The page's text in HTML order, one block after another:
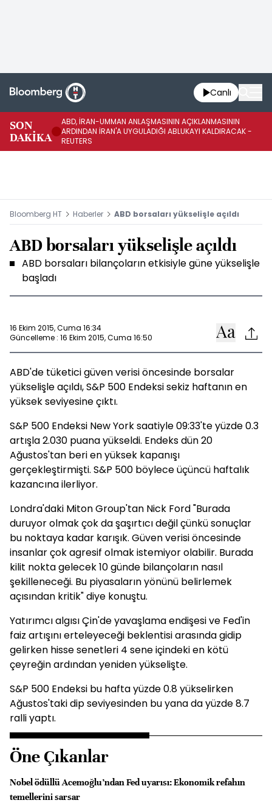
Canlı
SON
DAKİKA
ABD, İRAN-UMMAN ANLAŞMASININ AÇIKLANMASININ
ARDINDAN İRAN'A UYGULADIĞI ABLUKAYI KALDIRACAK -
REUTERS
Bloomberg HT Haberler ABD borsaları yükselişle açıldı
ABD borsaları yükselişle açıldı
ABD borsaları bilançoların etkisiyle güne yükselişle
başladı
16 Ekim 2015, Cuma 16:34
Güncelleme : 16 Ekim 2015, Cuma 16:50
ABD'de tüketici güven verisi öncesinde borsalar
yükselişle açıldı, S&P 500 Endeksi sekiz haftanın en
yüksek seviyesine çıktı.
S&P 500 Endeksi New York saatiyle 09:33'te yüzde 0.3
artışla 2.030 puana yükseldi. Endeks dün 20
Ağustos'tan beri en yüksek kapanışı
gerçekleştirmişti. S&P 500 böylece üçüncü haftalık
kazancına ilerliyor.
Londra'daki Miton Group'tan Nick Ford "Burada
duruyor olmak çok da şaşırtıcı değil çünkü sonuçlar
bu noktaya kadar karışık. Güven verisi öncesinde
insanlar çok agresif olmak istemiyor olabilir. Burada
kilit nokta gelecek 10 günde bilançoların nasıl
şekilleneceği. Bu piyasaların yönünü belirlemek
açısından kritik" diye konuştu.
Yatırımcı algısı Çin'de yavaşlama endişesi ve Fed'in
faiz artışını erteleyeceği beklentisi arasında gidip
gelirken hisse senetleri 4 sene içindeki en kötü
çeyreğin ardından yeniden yükselişte.
S&P 500 Endeksi bu hafta yüzde 0.8 yükselirken
Ağustos'taki dip seviyesinden bu yana da yüzde 8.7
ralli yaptı.
Öne Çıkanlar
Nobel ödüllü Acemoğlu’ndan Fed uyarısı: Ekonomik refahın
temellerini sarsar